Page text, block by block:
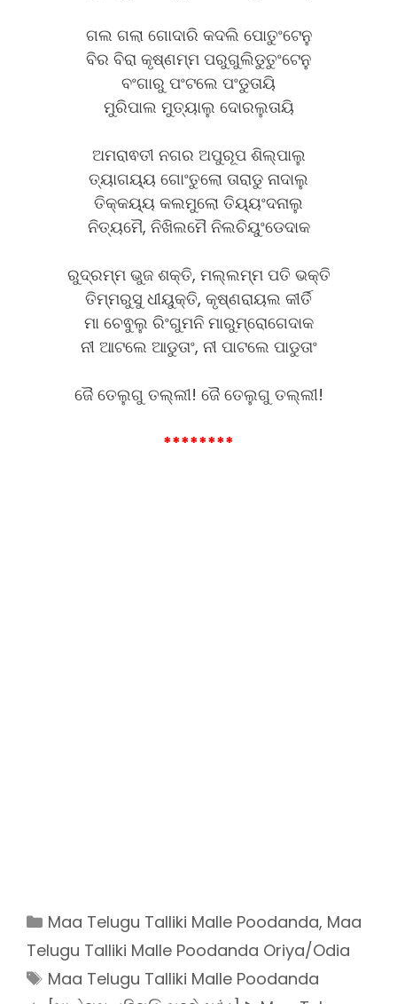
ଗଲ ଗଲା ଗୋଦାରି କଦଲି ପୋତୁଂଟେନୁ
ବିର ବିରା କୃଷ୍ଣମ୍ମ ପରୁଗୁଲିଡୁତୁଂଟେନୁ
ବଂଗାରୁ ପଂଟଲେ ପଂଡୁତାୟି
ମୁରିପାଲ ମୁତ୍ୟାଲୁ ଦୋରଲୁତାୟି
ଅମରାଵତୀ ନଗର ଅପୁରୂପ ଶିଲ୍ପାଲୁ
ତ୍ୟାଗୟ୍ୟ ଗୋଂତୁଲୋ ତାରାଡୁ ନାଦାଲୁ
ତିକ୍କୟ୍ୟ କଲମୁଲୋ ତିୟ୍ୟଂଦନାଲୁ
ନିତ୍ୟମୈ, ନିଖିଲମୈ ନିଲଚିୟୁଂଡେଦାକ
ରୁଦ୍ରମ୍ମ ଭୁଜ ଶକ୍ତି, ମଲ୍ଲମ୍ମ ପତି ଭକ୍ତି
ତିମ୍ମରୁସୁ ଧୀୟୁକ୍ତି, କୃଷ୍ଣରାୟଲ କୀର୍ତି
ମା ଚେଵୁଲୁ ରିଂଗୁମନି ମାରୁମ୍ରୋଗେଦାକ
ନୀ ଆଟଲେ ଆଡୁତାଂ, ନୀ ପାଟଲେ ପାଡୁତାଂ
ଜୈ ତେଲୁଗୁ ତଲ୍ଲୀ! ଜୈ ତେଲୁଗୁ ତଲ୍ଲୀ!
********
Categories
Maa Telugu Talliki Malle Poodanda, Maa
Telugu Talliki Malle Poodanda Oriya/Odia
Tags
Maa Telugu Talliki Malle Poodanda